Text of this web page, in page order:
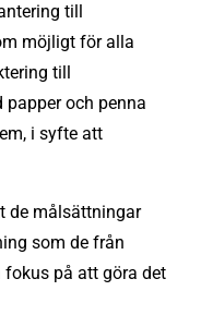
till
möjligt för alla
till
och penna
i syfte att
de målsättningar
som de från
fokus på att göra det